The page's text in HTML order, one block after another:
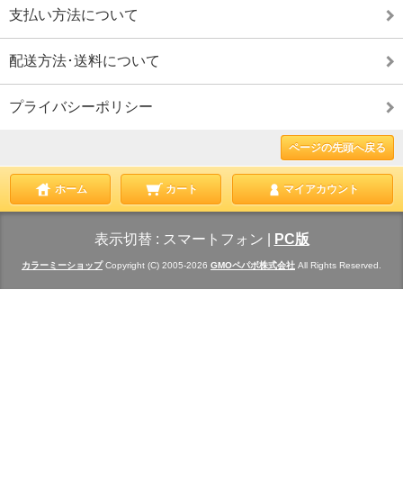
支払い方法について
配送方法･送料について
プライバシーポリシー
ページの先頭へ戻る
ホーム カート マイアカウント
表示切替 : スマートフォン PC版
カラーミーショップCopyright (C) 2005-2026 GMOペパボ株式会社 All Rights Reserved.